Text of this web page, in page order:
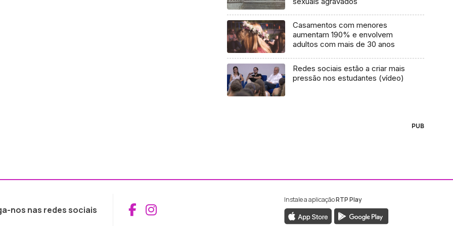
Casamentos com menores
aumentam 190% e envolvem
adultos com mais de 30 anos
Redes sociais estão a criar mais
pressão nos estudantes (vídeo)
PUB
nos nas redes sociais Aceder ao Facebook da RTP Madeira
Aceder ao Instagram da RTP Madeira
Instale a aplicaçãoRTP Play